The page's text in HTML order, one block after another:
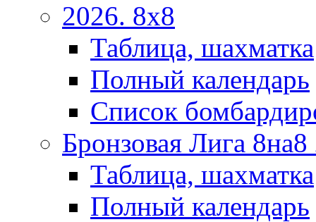
2026. 8х8
Таблица, шахматка
Полный календарь
Список
Бронзовая Лига
Таблица, шахматка
Полный календарь